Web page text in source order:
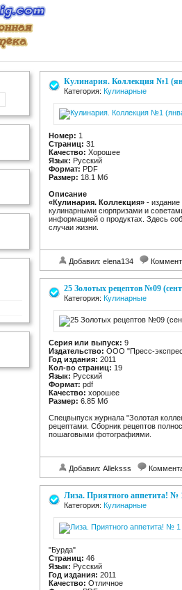
Кулинария. Коллекция №1
Категория: Кулинарные
Номер: 1
Страниц: 31
Качество: Хорошее
Язык: Русский
Формат: PDF
Размер: 18.1 Мб
Описание
«Кулинария. Коллекция» -
кулинарными сюрпризами и
информацией о продуктах. Здесь
случаи жизни.
Добавил: elena134
25 Золотых рецептов №09
Категория: Кулинарные
Серия или выпуск: 9
Издательство: ООО "Пресс-
Год издания: 2011
Кол-во страниц: 19
Язык: Русский
Формат: pdf
Качество: хорошее
Размер: 6.85 Мб
Спецвыпуск журнала "Золотая
рецептами. Сборник рецептов
пошаговыми фотографиями.
Добавил: Alleksss
Лиза. Приятного аппетита! №
Категория: Кулинарные
"Бурда"
Страниц: 46
Язык: Русский
Год издания: 2011
Качество: Отличное